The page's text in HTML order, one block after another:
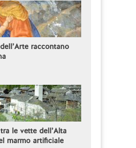
raccontano
le vette dell’Alta
marmo artificiale